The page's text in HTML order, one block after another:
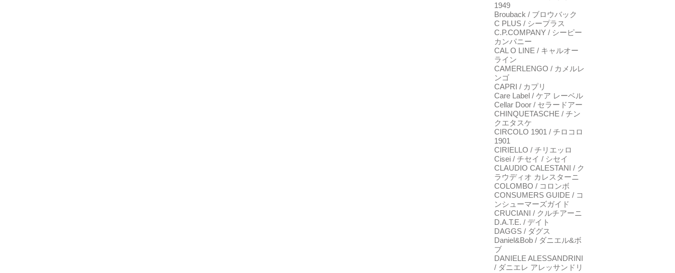
1949
Brouback / ブロウバック
C PLUS / シープラス
C.P.COMPANY / シーピー
カンパニー
CAL O LINE / キャルオー
ライン
CAMERLENGO / カメルレ
ンゴ
CAPRI / カプリ
Care Label / ケア レーベル
Cellar Door / セラードアー
CHINQUETASCHE / チン
クエタスケ
CIRCOLO 1901 / チロコロ
1901
CIRIELLO / チリエッロ
Cisei / チセイ / シセイ
CLAUDIO CALESTANI / ク
ラウディオ カレスターニ
COLOMBO / コロンボ
CONSUMERS GUIDE / コ
ンシューマーズガイド
CRUCIANI / クルチアーニ
D.A.T.E. / デイト
DAGGS / ダグス
Daniel&Bob / ダニエル&ボ
ブ
DANIELE ALESSANDRINI
/ ダニエレ アレッサンドリ